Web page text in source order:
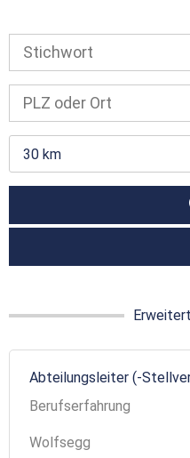
30 km
Abteilungsleiter (-
Berufserfahrung
Wolfsegg